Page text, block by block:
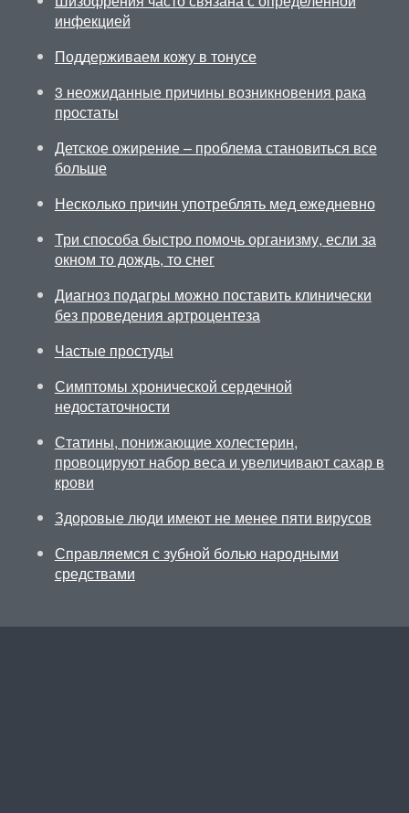
инфекцией
Поддерживаем кожу в тонусе
3 неожиданные причины возникновения рака
простаты
Детское ожирение – проблема становиться все
больше
Несколько причин употреблять мед ежедневно
Три способа быстро помочь организму, если за
окном то дождь, то снег
Диагноз подагры можно поставить клинически
без проведения артроцентеза
Частые простуды
Симптомы хронической сердечной
недостаточности
Статины, понижающие холестерин,
провоцируют набор веса и увеличивают сахар в
крови
Здоровые люди имеют не менее пяти вирусов
Справляемся с зубной болью народными
средствами